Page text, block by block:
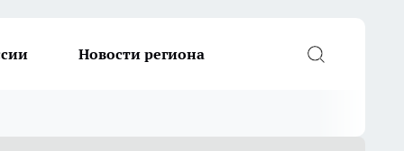
Новости региона